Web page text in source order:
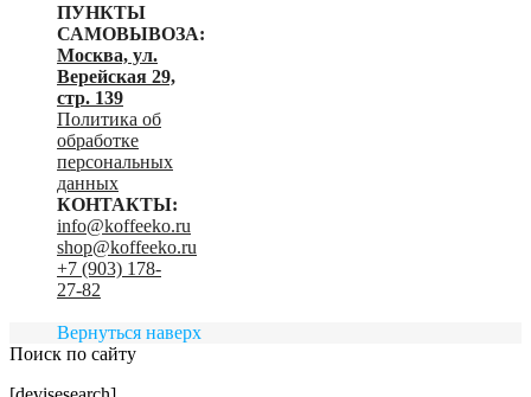
ПУНКТЫ
САМОВЫВОЗА:
Москва, ул.
Верейская 29,
стр. 139
Политика об
обработке
персональных
данных
КОНТАКТЫ:
info@koffeeko.ru
shop@koffeeko.ru
‬+7 (903) 178-
27-82
Вернуться наверх
Поиск по сайту